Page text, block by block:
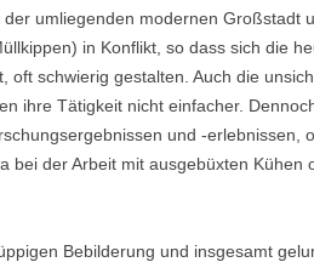
der umliegenden modernen Großstadt
in Konflikt, so dass sich die
oft schwierig gestalten. Auch die
ihre Tätigkeit nicht einfacher.
und -erlebnissen,
bei der Arbeit mit ausgebüxten
Bebilderung und insgesamt